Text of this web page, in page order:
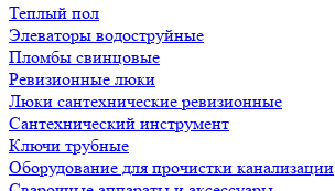
Теплый пол
Элеваторы водоструйные
Пломбы свинцовые
Ревизионные люки
Люки сантехнические ревизионные
Сантехнический инструмент
Ключи трубные
Оборудование для прочистки канализации